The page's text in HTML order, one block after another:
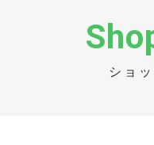
ショ